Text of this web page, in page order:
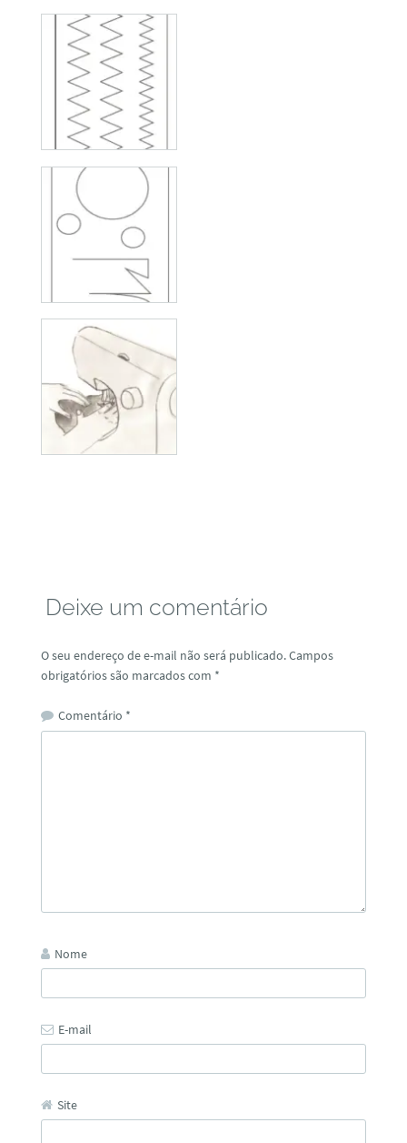
Deixe um comentário
O seu endereço de e-mail não será publicado.Campos
obrigatórios são marcados com *
Comentário *
Nome
E-mail
Site